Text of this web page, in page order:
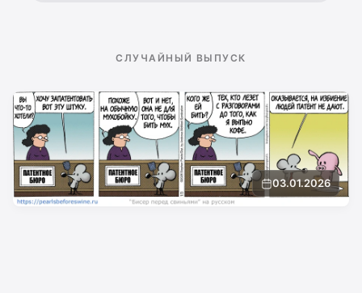
СЛУЧАЙНЫЙ ВЫПУСК
03.01.2026